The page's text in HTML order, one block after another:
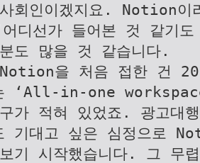
회인이겠지요. Notion이
디선가 들어본 것 같기
도 많을 것 같습니다.
을 처음 접한 건
‘All-in-one
가 적혀 있었죠. 광고대
기대고 싶은 심정으로
기 시작했습니다. 그 무